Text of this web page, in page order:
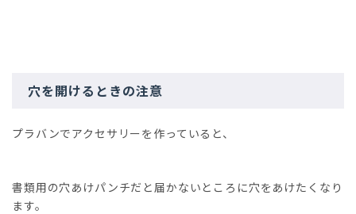
穴を開けるときの注意
プラバンでアクセサリーを作っていると、
書類用の穴あけパンチだと届かないところに穴をあけたくなり
ます。